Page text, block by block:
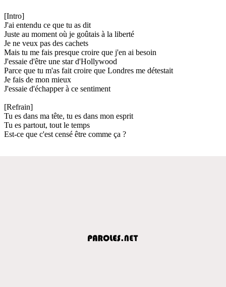
[Intro]
J'ai entendu ce que tu as dit
Juste au moment où je goûtais à la liberté
Je ne veux pas des cachets
Mais tu me fais presque croire que j'en ai besoin
J'essaie d'être une star d'Hollywood
Parce que tu m'as fait croire que Londres me détestait
Je fais de mon mieux
J'essaie d'échapper à ce sentiment
[Refrain]
Tu es dans ma tête, tu es dans mon esprit
Tu es partout, tout le temps
Est-ce que c'est censé être comme ça ?